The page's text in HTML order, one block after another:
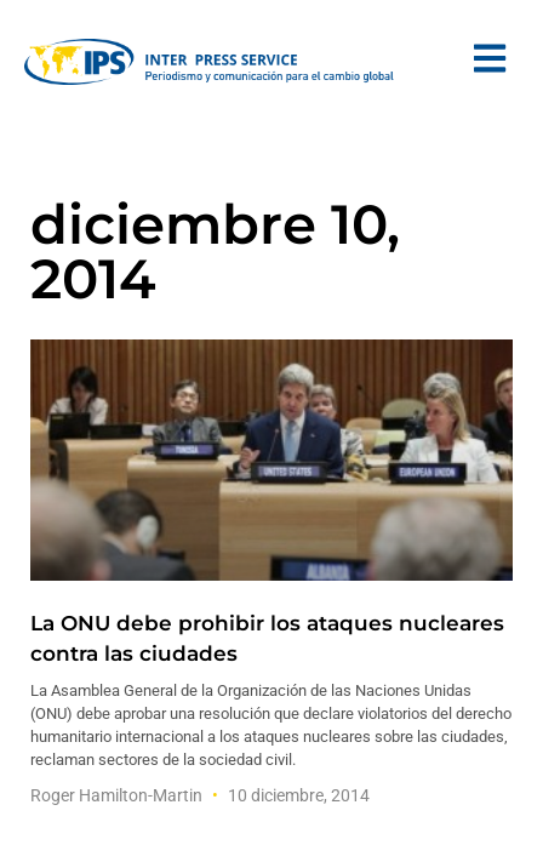
diciembre 10,
2014
La ONU debe prohibir los ataques nucleares
contra las ciudades
La Asamblea General de la Organización de las Naciones Unidas
(ONU) debe aprobar una resolución que declare violatorios del derecho
humanitario internacional a los ataques nucleares sobre las ciudades,
reclaman sectores de la sociedad civil.
Roger Hamilton-Martin 10 diciembre, 2014